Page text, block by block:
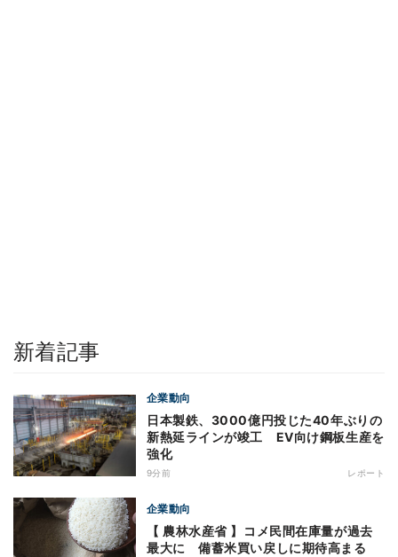
新着記事
企業動向
日本製鉄、3000億円投じた40年ぶりの
新熱延ラインが竣工 EV向け鋼板生産を
強化
9分前 レポート
企業動向
【 農林水産省 】コメ民間在庫量が過去
最大に 備蓄米買い戻しに期待高まる